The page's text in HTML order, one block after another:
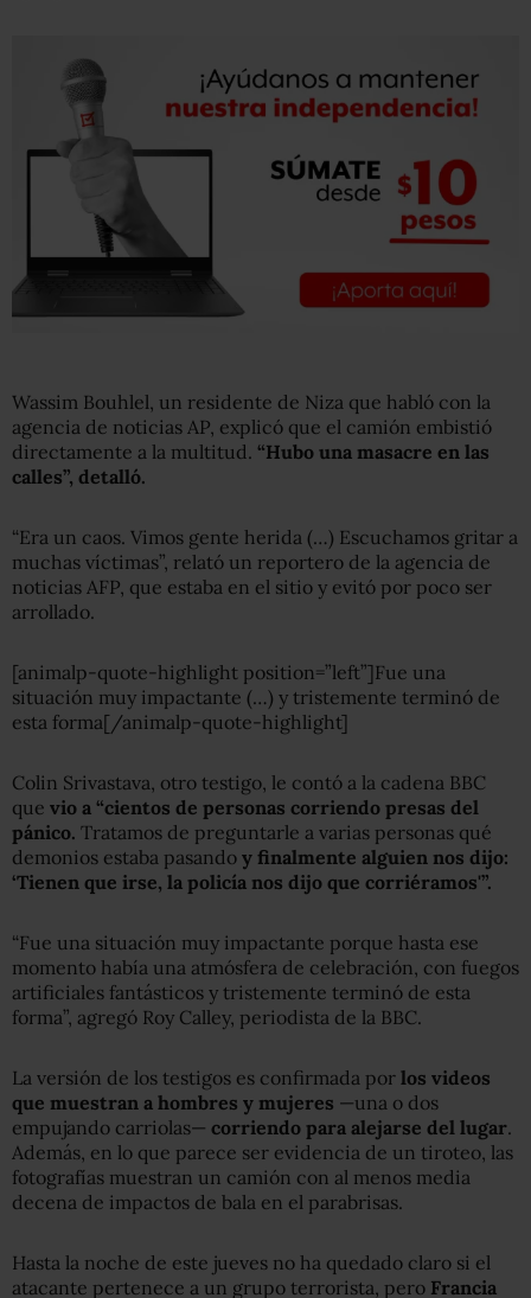
Wassim Bouhlel, un residente de Niza que habló con la
agencia de noticias AP, explicó que el camión embistió
directamente a la multitud. “Hubo una masacre en las
calles”, detalló.
“Era un caos. Vimos gente herida (…) Escuchamos gritar a
muchas víctimas”, relató un reportero de la agencia de
noticias AFP, que estaba en el sitio y evitó por poco ser
arrollado.
[animalp-quote-highlight position=”left”]Fue una
situación muy impactante (…) y tristemente terminó de
esta forma[/animalp-quote-highlight]
Colin Srivastava, otro testigo, le contó a la cadena BBC
que vio a “cientos de personas corriendo presas del
pánico. Tratamos de preguntarle a varias personas qué
demonios estaba pasando y finalmente alguien nos dijo:
‘Tienen que irse, la policía nos dijo que corriéramos'”.
“Fue una situación muy impactante porque hasta ese
momento había una atmósfera de celebración, con fuegos
artificiales fantásticos y tristemente terminó de esta
forma”, agregó Roy Calley, periodista de la BBC.
La versión de los testigos es confirmada por los videos
que muestran a hombres y mujeres —una o dos
empujando carriolas— corriendo para alejarse del lugar.
Además, en lo que parece ser evidencia de un tiroteo, las
fotografías muestran un camión con al menos media
decena de impactos de bala en el parabrisas.
Hasta la noche de este jueves no ha quedado claro si el
atacante pertenece a un grupo terrorista, pero Francia